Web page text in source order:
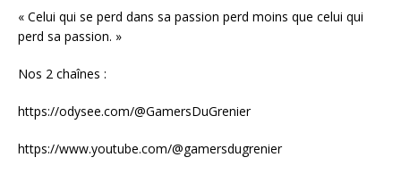
« Celui qui se perd dans sa passion perd moins que celui qui
perd sa passion. »
Nos 2 chaînes :
https://odysee.com/@GamersDuGrenier
https://www.youtube.com/@gamersdugrenier